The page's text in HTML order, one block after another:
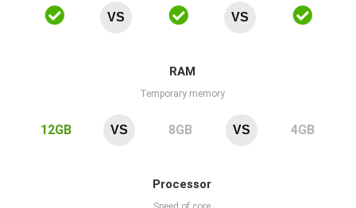
VS VS
RAM
Temporary memory
12GB VS 8GB VS 4GB
Processor